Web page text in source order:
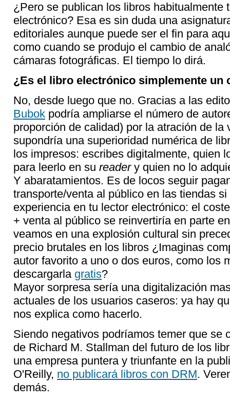
¿Pero se publican los libros habitualmente
electrónico? Esa es sin duda una
editoriales aunque puede ser el fin para
como cuando se produjo el cambio de
cámaras fotográficas. El tiempo lo dirá.
¿Es el libro electrónico simplemente un
No, desde luego que no. Gracias a las
Bubok podría ampliarse el número de
proporción de calidad) por la atración de la
supondría una superioridad numérica de
los impresos: escribes digitalmente, quien
para leerlo en su readery quien no lo
Y abaratamientos. Es de locos seguir
transporte/venta al público en las tiendas
experiencia en tu lector electrónico: el
+ venta al público se reinvertiría en parte
veamos en una explosión cultural sin
precio brutales en los libros ¿Imaginas
autor favorito a uno o dos euros, como los
descargarla gratis?
Mayor sorpresa sería una digitalización
actuales de los usuarios caseros: ya hay
nos explica como hacerlo.
Siendo negativos podríamos temer que se
de Richard M. Stallman del futuro de los
una empresa puntera y triunfante en la
O'Reilly, no publicará libros con DRM.
demás.